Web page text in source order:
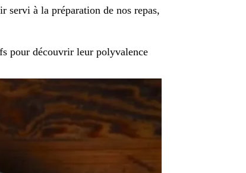
servi à la préparation de nos repas,
pour découvrir leur polyvalence